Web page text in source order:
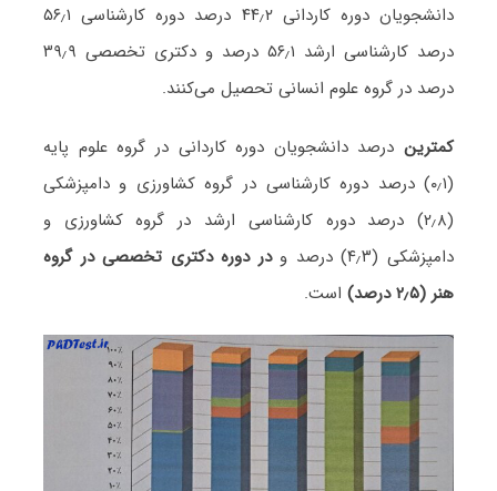
دانشجویان دوره کاردانی ۴۴٫۲ درصد دوره کارشناسی ۵۶٫۱
درصد کارشناسی ارشد ۵۶٫۱ درصد و دکتری تخصصی ۳۹٫۹
درصد در گروه علوم انسانی تحصیل می‌کنند.
کمتریندرصد دانشجویان دوره کاردانی در گروه علوم پایه
(۰٫۱) درصد دوره کارشناسی در گروه کشاورزی و دامپزشکی
(۲٫۸) درصد دوره کارشناسی ارشد در گروه کشاورزی و
دامپزشکی (۴٫۳) درصد و
در دوره دکتری تخصصی در گروه
هنر (۲٫۵ درصد)
است.